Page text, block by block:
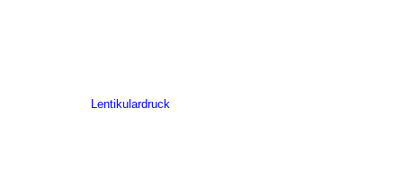
Lentikulardruck